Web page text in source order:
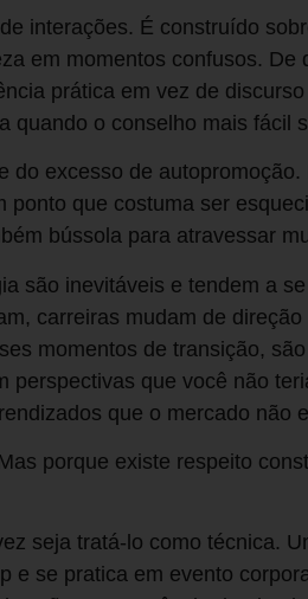
interações. É construído
em momentos confusos. De
prática em vez de
o conselho mais fácil
do excesso de
ponto que costuma ser
bússola para atravessar
são inevitáveis e tendem a
carreiras mudam de
momentos de transição,
perspectivas que você não
que o mercado não
porque existe respeito
seja tratá-lo como técnica.
e se pratica em evento